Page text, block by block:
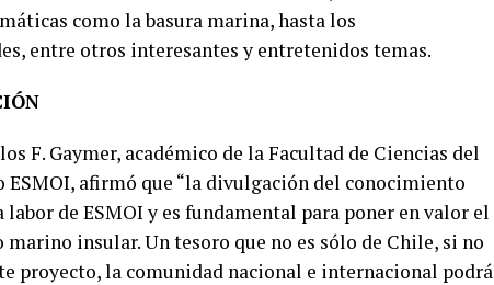
como la basura marina, hasta los
entre otros interesantes y entretenidos temas.
F. Gaymer, académico de la Facultad de Ciencias del
afirmó que “la divulgación del conocimiento
de ESMOI y es fundamental para poner en valor el
insular. Un tesoro que no es sólo de Chile, si no
proyecto, la comunidad nacional e internacional podrá